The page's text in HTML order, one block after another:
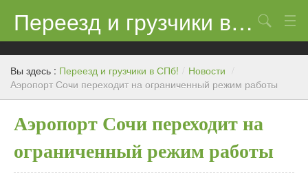
Переезд и грузчики в СПб!
Контакты
Цены
Поиск
Вы здесь : Переезд и грузчики в СПб! / Новости /
Аэропорт Сочи переходит на ограниченный режим работы
Аэропорт Сочи переходит на
ограниченный режим работы